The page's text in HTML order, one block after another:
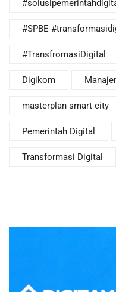
#SPBE
#TransfromasiDigital
Digikom
masterplan smart city
Pemerintah Digital
Transformasi Digital